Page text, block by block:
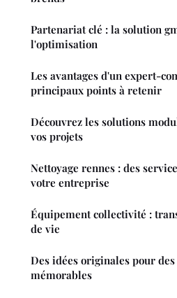
Partenariat clé : la solution
l'optimisation
Les avantages d'un expert-
principaux points à retenir
Découvrez les solutions
vos projets
Nettoyage rennes : des
votre entreprise
Équipement collectivité :
de vie
Des idées originales pour des
mémorables